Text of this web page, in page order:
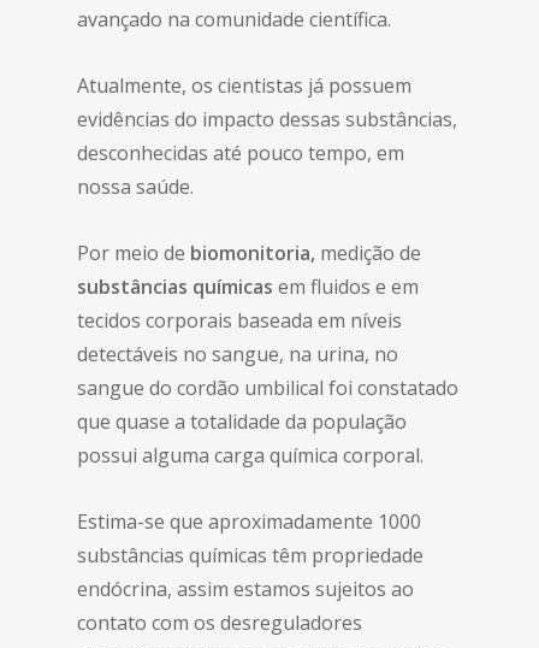
avançado na comunidade científica.
Atualmente, os cientistas já possuem
evidências do impacto dessas substâncias,
desconhecidas até pouco tempo, em
nossa saúde.
Por meio de biomonitoria, medição de
substâncias químicas em fluidos e em
tecidos corporais baseada em níveis
detectáveis no sangue, na urina, no
sangue do cordão umbilical foi constatado
que quase a totalidade da população
possui alguma carga química corporal.
Estima-se que aproximadamente 1000
substâncias químicas têm propriedade
endócrina, assim estamos sujeitos ao
contato com os desreguladores